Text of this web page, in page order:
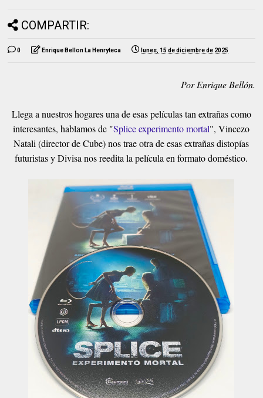
COMPARTIR:
0 Enrique Bellon La Henryteca lunes, 15 de diciembre de 2025
Por Enrique Bellón.
Llega a nuestros hogares una de esas películas tan extrañas como
interesantes, hablamos de "Splice experimento mortal", Vincezo
Natali (director de Cube) nos trae otra de esas extrañas distopías
futuristas y Divisa nos reedita la película en formato doméstico.